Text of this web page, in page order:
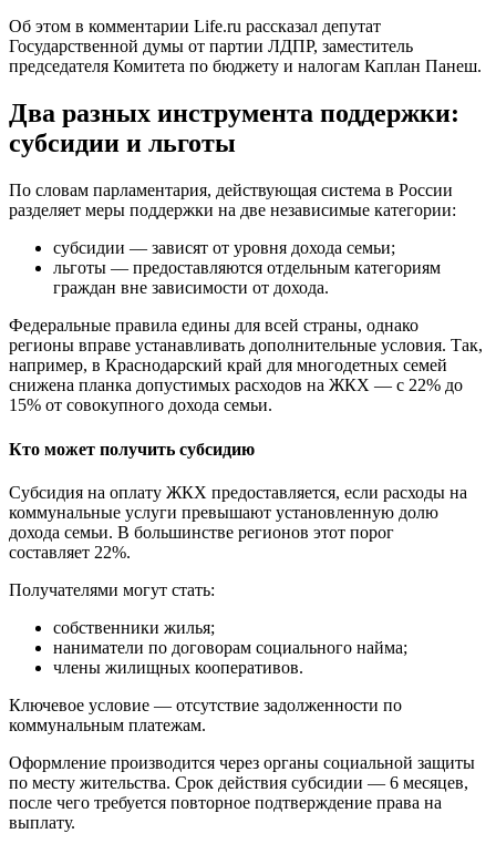
Об этом в комментарии Life.ru рассказал депутат
Государственной думы от партии ЛДПР, заместитель
председателя Комитета по бюджету и налогам Каплан Панеш.
Два разных инструмента поддержки:
субсидии и льготы
По словам парламентария, действующая система в России
разделяет меры поддержки на две независимые категории:
субсидии — зависят от уровня дохода семьи;
льготы — предоставляются отдельным категориям
граждан вне зависимости от дохода.
Федеральные правила едины для всей страны, однако
регионы вправе устанавливать дополнительные условия. Так,
например, в Краснодарский край для многодетных семей
снижена планка допустимых расходов на ЖКХ — с 22% до
15% от совокупного дохода семьи.
Кто может получить субсидию
Субсидия на оплату ЖКХ предоставляется, если расходы на
коммунальные услуги превышают установленную долю
дохода семьи. В большинстве регионов этот порог
составляет 22%.
Получателями могут стать:
собственники жилья;
наниматели по договорам социального найма;
члены жилищных кооперативов.
Ключевое условие — отсутствие задолженности по
коммунальным платежам.
Оформление производится через органы социальной защиты
по месту жительства. Срок действия субсидии — 6 месяцев,
после чего требуется повторное подтверждение права на
выплату.